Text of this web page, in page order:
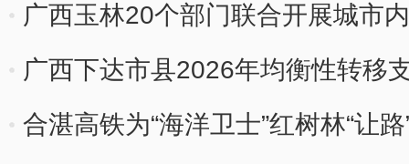
广西玉林20个部门联合开展城市
广西下达市县2026年均衡性转移
合湛高铁为“海洋卫士”红树林“让路